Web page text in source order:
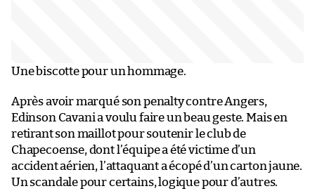
Une biscotte pour un hommage.
Après avoir marqué son penalty contre Angers,
Edinson Cavani a voulu faire un beau geste. Mais en
retirant son maillot pour soutenir le club de
Chapecoense, dont l’équipe a été victime d’un
accident aérien, l’attaquant a écopé d’un carton jaune.
Un scandale pour certains, logique pour d’autres.